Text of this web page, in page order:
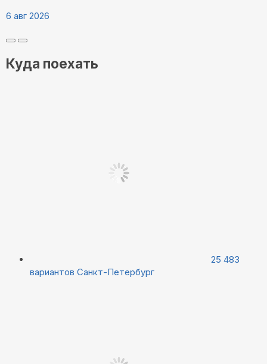
6 авг 2026
Куда поехать
25 483
вариантов Санкт-Петербург